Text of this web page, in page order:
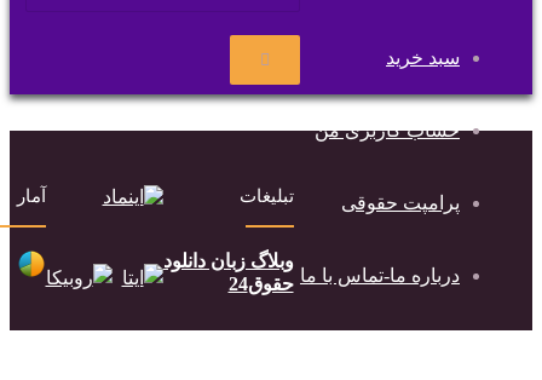
سبد خرید
حساب کاربری من
پرامپت حقوقی
درباره ما-تماس با ما
جستجو
برای
تبلیغات
وبلاگ زبان دانلود
حقوق24
آمار